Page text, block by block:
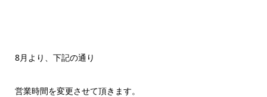
8月より、下記の通り
営業時間を変更させて頂きます。